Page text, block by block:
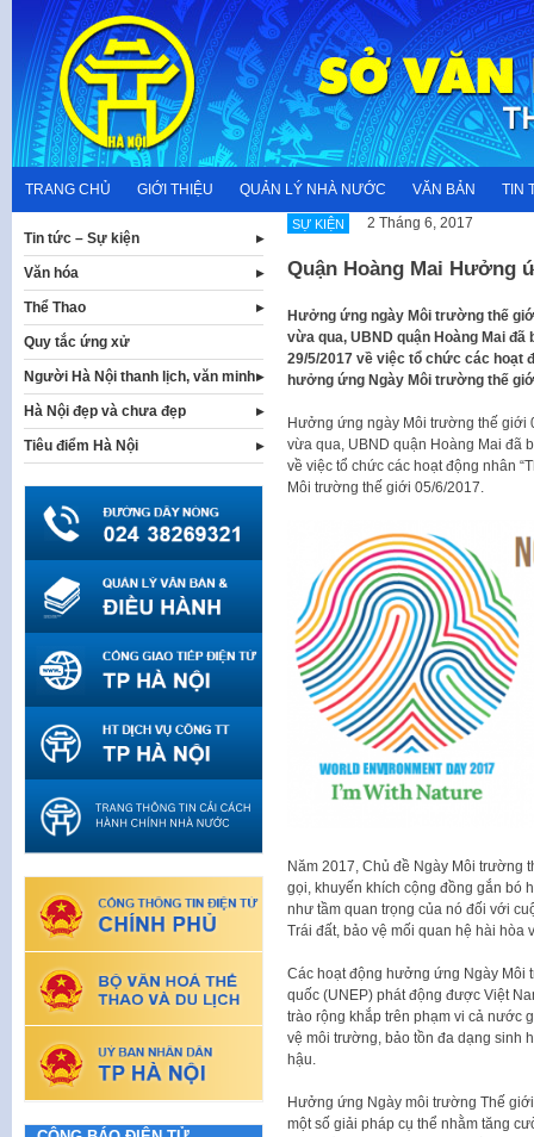
content
TRANG CHỦ GIỚI THIỆU QUẢN LÝ NHÀ NƯỚC VĂN BẢN TIN
SỰ KIỆN 2 Tháng 6, 2017
Quận Hoàng Mai Hưởng
Hưởng ứng ngày Môi trường thế
vừa qua, UBND quận Hoàng Mai đã
29/5/2017 về việc tổ chức các hoạt
hưởng ứng Ngày Môi trường thế
Hưởng ứng ngày Môi trường thế giới
vừa qua, UBND quận Hoàng Mai đã
về việc tổ chức các hoạt động nhân
Môi trường thế giới 05/6/2017.
Năm 2017, Chủ đề Ngày Môi trường
gọi, khuyến khích cộng đồng gắn bó
như tầm quan trọng của nó đối với
Trái đất, bảo vệ mối quan hệ hài
Các hoạt động hưởng ứng Ngày
quốc (UNEP) phát động được Việt
trào rộng khắp trên phạm vi cả nước
vệ môi trường, bảo tồn đa dạng sinh
hậu.
Hưởng ứng Ngày môi trường Thế
một số giải pháp cụ thể nhằm tăng
Tin tức – Sự kiện
Văn hóa
Thể Thao
Quy tắc ứng xử
Người Hà Nội thanh lịch, văn minh
Hà Nội đẹp và chưa đẹp
Tiêu điểm Hà Nội